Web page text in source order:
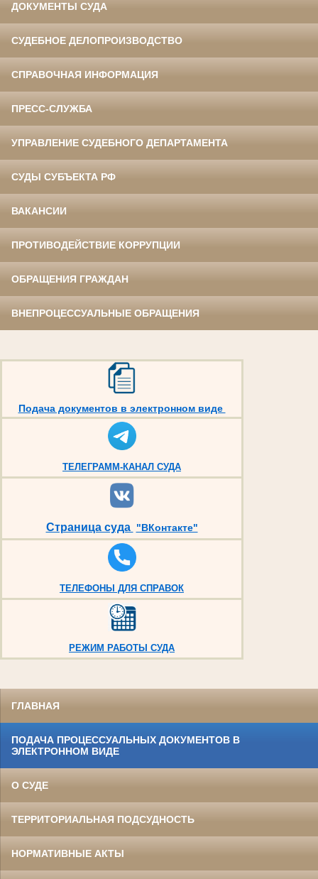
ДОКУМЕНТЫ СУДА
СУДЕБНОЕ ДЕЛОПРОИЗВОДСТВО
СПРАВОЧНАЯ ИНФОРМАЦИЯ
ПРЕСС-СЛУЖБА
УПРАВЛЕНИЕ СУДЕБНОГО ДЕПАРТАМЕНТА
СУДЫ СУБЪЕКТА РФ
ВАКАНСИИ
ПРОТИВОДЕЙСТВИЕ КОРРУПЦИИ
ОБРАЩЕНИЯ ГРАЖДАН
ВНЕПРОЦЕССУАЛЬНЫЕ ОБРАЩЕНИЯ
Подача документов в электронном виде
ТЕЛЕГРАММ-КАНАЛ СУДА
Страница суда "ВКонтакте"
ТЕЛЕФОНЫ ДЛЯ СПРАВОК
РЕЖИМ РАБОТЫ СУДА
ГЛАВНАЯ
ПОДАЧА ПРОЦЕССУАЛЬНЫХ ДОКУМЕНТОВ В
ЭЛЕКТРОННОМ ВИДЕ
О СУДЕ
ТЕРРИТОРИАЛЬНАЯ ПОДСУДНОСТЬ
НОРМАТИВНЫЕ АКТЫ